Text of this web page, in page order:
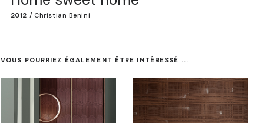
2012 / Christian Benini
VOUS POURRIEZ ÉGALEMENT ÊTRE INTÉRESSÉ ...